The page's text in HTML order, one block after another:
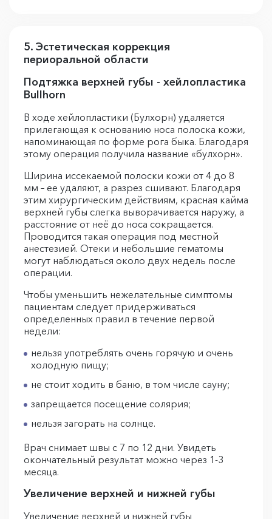
5. Эстетическая коррекция
периоральной области
Подтяжка верхней губы - хейлопластика
Bullhorn
В ходе хейлопластики (Булхорн) удаляется
прилегающая к основанию носа полоска кожи,
напоминающая по форме рога быка. Благодаря
этому операция получила название «булхорн».
Ширина иссекаемой полоски кожи от 4 до 8
мм – ее удаляют, а разрез сшивают. Благодаря
этим хирургическим действиям, красная кайма
верхней губы слегка выворачивается наружу, а
расстояние от неё до носа сокращается.
Проводится такая операция под местной
анестезией. Отеки и небольшие гематомы
могут наблюдаться около двух недель после
операции.
Чтобы уменьшить нежелательные симптомы
пациентам следует придерживаться
определенных правил в течение первой
недели:
нельзя употреблять очень горячую и очень
холодную пищу;
не стоит ходить в баню, в том числе сауну;
запрещается посещение солярия;
нельзя загорать на солнце.
Врач снимает швы с 7 по 12 дни. Увидеть
окончательный результат можно через 1-3
месяца.
Увеличение верхней и нижней губы
Увеличение верхней и нижней губы